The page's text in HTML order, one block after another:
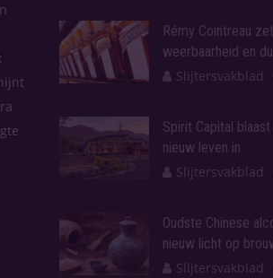
Rémy Cointreau
weerbaarheid en
Slijtersvakblad
Spirit Capital
nieuw leven in
Slijtersvakblad
Oudste Chinese
nieuw licht op
Slijtersvakblad